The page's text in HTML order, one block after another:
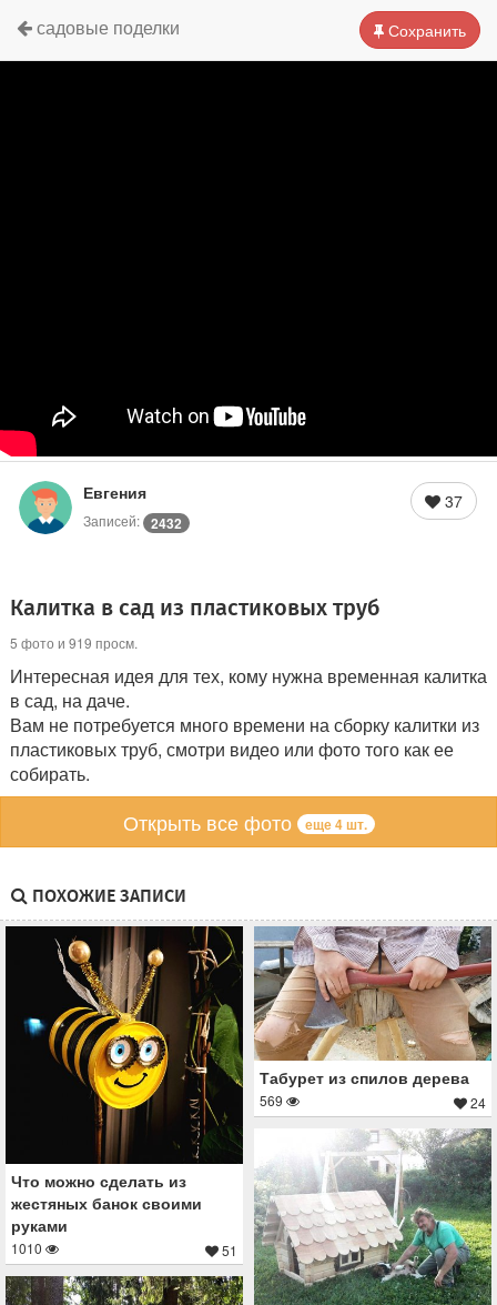
Сохранить
садовые поделки
Евгения
Записей: 2432
37
Калитка в сад из пластиковых труб
5 фото и 919 просм.
Интересная идея для тех, кому нужна временная калитка
в сад, на даче.
Вам не потребуется много времени на сборку калитки из
пластиковых труб, смотри видео или фото того как ее
собирать.
Открыть все фото еще 4 шт.
ПОХОЖИЕ ЗАПИСИ
Что можно сделать из
жестяных банок своими
руками
1010 51
Табурет из спилов дерева
569 24